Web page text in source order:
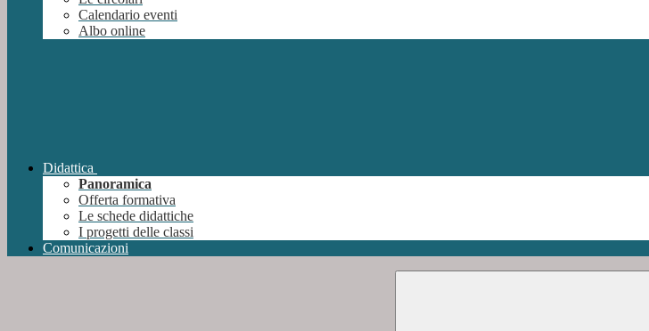
Calendario eventi
Albo online
Didattica
Panoramica
Offerta formativa
Le schede didattiche
I progetti delle classi
Comunicazioni